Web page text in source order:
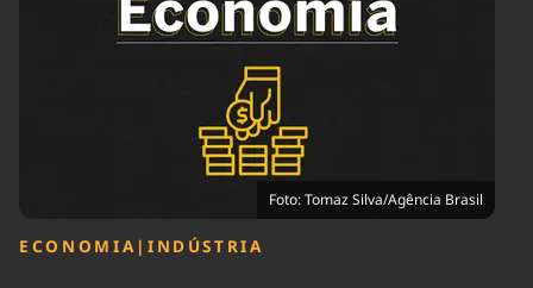
Economia
Educação
Infraestrutura
Internacional
Política
Saúde
Foto: Tomaz Silva/Agência Brasil
ECONOMIA | INDÚSTRIA